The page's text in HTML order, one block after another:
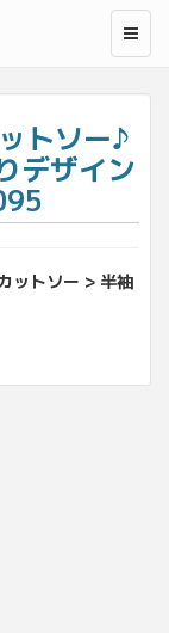
トソー♪
デザイン
ットソー > 半袖